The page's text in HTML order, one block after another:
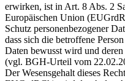
erwirken, ist in Art. 8 Abs. 2
Europäischen Union
Schutz personenbezogener
dass sich die betroffene
Daten bewusst wird und
(vgl. BGH-Urteil vom
Der Wesensgehalt dieses